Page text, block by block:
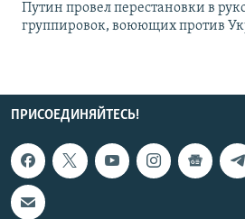
Путин провел перестановки в
группировок, воюющих против
ПРИСОЕДИНЯЙТЕСЬ!